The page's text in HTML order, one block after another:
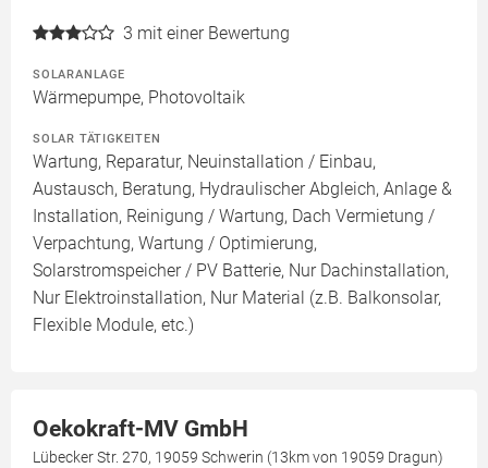
3 mit einer Bewertung
SOLARANLAGE
Wärmepumpe, Photovoltaik
SOLAR TÄTIGKEITEN
Wartung, Reparatur, Neuinstallation / Einbau,
Austausch, Beratung, Hydraulischer Abgleich, Anlage &
Installation, Reinigung / Wartung, Dach Vermietung /
Verpachtung, Wartung / Optimierung,
Solarstromspeicher / PV Batterie, Nur Dachinstallation,
Nur Elektroinstallation, Nur Material (z.B. Balkonsolar,
Flexible Module, etc.)
Oekokraft-MV GmbH
Lübecker Str. 270, 19059 Schwerin (13km von 19059 Dragun)